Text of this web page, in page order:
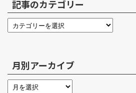
記事のカテゴリー
月別アーカイブ